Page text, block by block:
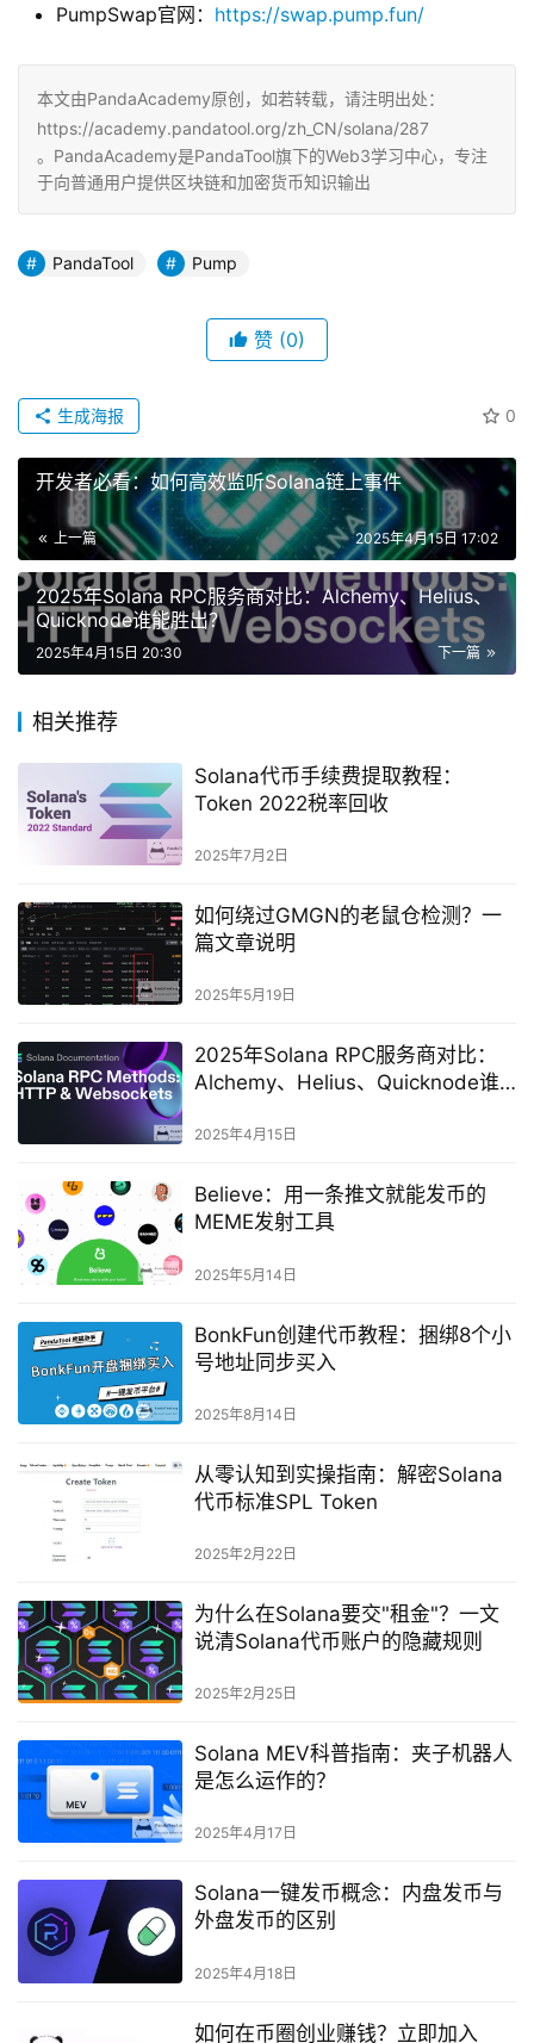
PumpSwap官网： https://swap.pump.fun/
本文由PandaAcademy原创，如若转载，请注明出处：
https://academy.pandatool.org/zh_CN/solana/287
。PandaAcademy是PandaTool旗下的Web3学习中心，专注
于向普通用户提供区块链和加密货币知识输出
PandaTool Pump
赞 (0)
0
生成海报
开发者必看：如何高效监听Solana链上事件
上一篇 2025年4月15日 17:02
2025年Solana RPC服务商对比：Alchemy、Helius、
Quicknode谁能胜出？
下一篇
2025年4月15日 20:30
相关推荐
Solana代币手续费提取教程：
Token 2022税率回收
2025年7月2日
如何绕过GMGN的老鼠仓检测？一
篇文章说明
2025年5月19日
2025年Solana RPC服务商对比：
Alchemy、Helius、Quicknode谁
2025年4月15日
Believe：用一条推文就能发币的
MEME发射工具
2025年5月14日
BonkFun创建代币教程：捆绑8个小
号地址同步买入
2025年8月14日
从零认知到实操指南：解密Solana
代币标准SPL Token
2025年2月22日
为什么在Solana要交"租金"？一文
说清Solana代币账户的隐藏规则
2025年2月25日
Solana MEV科普指南：夹子机器人
是怎么运作的？
2025年4月17日
Solana一键发币概念：内盘发币与
外盘发币的区别
2025年4月18日
如何在币圈创业赚钱？立即加入